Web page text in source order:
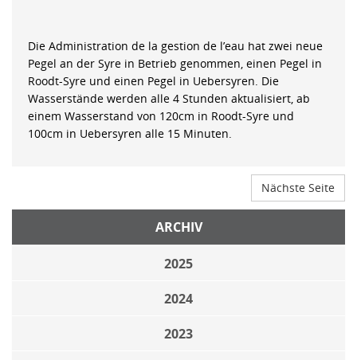
Die Administration de la gestion de l’eau hat zwei neue
Pegel an der Syre in Betrieb genommen, einen Pegel in
Roodt-Syre und einen Pegel in Uebersyren. Die
Wasserstände werden alle 4 Stunden aktualisiert, ab
einem Wasserstand von 120cm in Roodt-Syre und
100cm in Uebersyren alle 15 Minuten.
Nächste Seite
ARCHIV
2025
2024
2023